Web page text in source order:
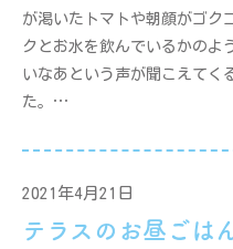
が渇いたトマトや朝顔がゴク
クとお水を飲んでいるかのよ
いなあという声が聞こえてく
た。…
2021年4月21日
テラスのお昼ごは